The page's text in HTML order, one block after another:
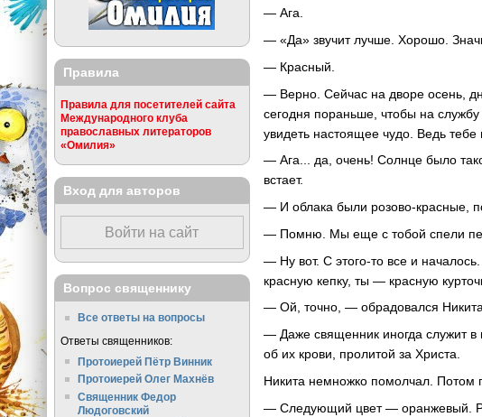
— Ага.
— «Да» звучит лучше. Хорошо.
— Красный.
— Верно. Сейчас на дворе осень,
сегодня пораньше, чтобы на
увидеть настоящее чудо. Ведь тебе
— Ага... да, очень! Солнце было
встает.
— И облака были розово-красные,
— Помню. Мы еще с тобой спели
— Ну вот. С этого-то все и
красную кепку, ты — красную
— Ой, точно, — обрадовался
— Даже священник иногда служит в
об их крови, пролитой за Христа.
Никита немножко помолчал. Потом
— Следующий цвет — оранжевый.
Правила
Правила для посетителей сайта
Международного клуба
православных литераторов
«Омилия»
Вход для авторов
Войти на сайт
Вопрос священнику
Все ответы на вопросы
Ответы священников:
Протоиерей Пётр Винник
Протоиерей Олег Махнёв
Священник Федор
Людоговский